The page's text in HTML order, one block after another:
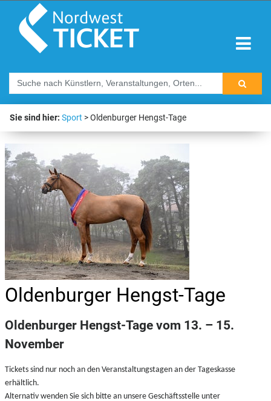
Sie sind hier: Sport Oldenburger Hengst-Tage
Oldenburger Hengst-Tage
Oldenburger Hengst-Tage vom 13. – 15.
November
Tickets sind nur noch an den Veranstaltungstagen an der Tageskasse
erhältlich.
Alternativ wenden Sie sich bitte an unsere Geschäftsstelle unter